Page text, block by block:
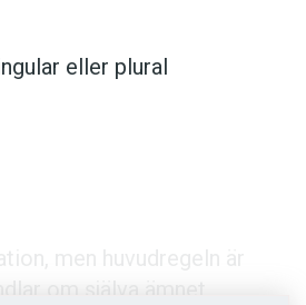
eller plural
om själva ämnet